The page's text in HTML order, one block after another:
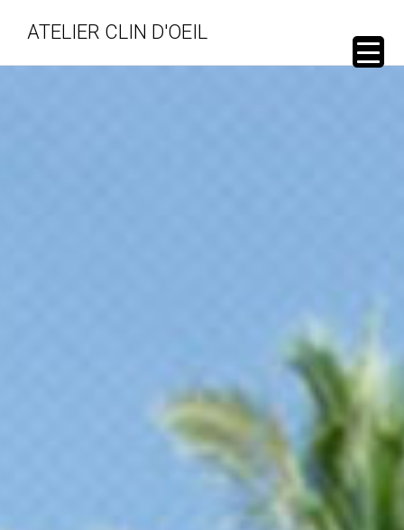
ATELIER CLIN D'OEIL